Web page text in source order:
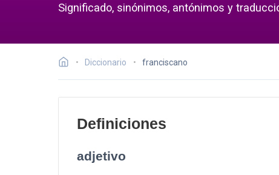
Significado, sinónimos, antónimos y
Diccionario franciscano
Definiciones
adjetivo